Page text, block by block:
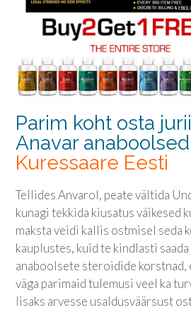
Parim koht osta
Anavar
Kuressaare Eesti
Tellides Anvarol, peate vältida
kunagi tekkida kiusatus väikesed
maksta veidi kallis ostmisel seda
kauplustes, kuid te kindlasti
anaboolsete steroidide
väga parimaid tulemusi veel ka
lisaks arvesse usaldusväärsust